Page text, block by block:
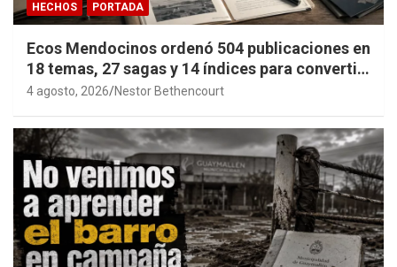
HECHOS PORTADA
Ecos Mendocinos ordenó 504 publicaciones en
18 temas, 27 sagas y 14 índices para convertir
años de investigación en memoria pública
4 agosto, 2026 Nestor Bethencourt